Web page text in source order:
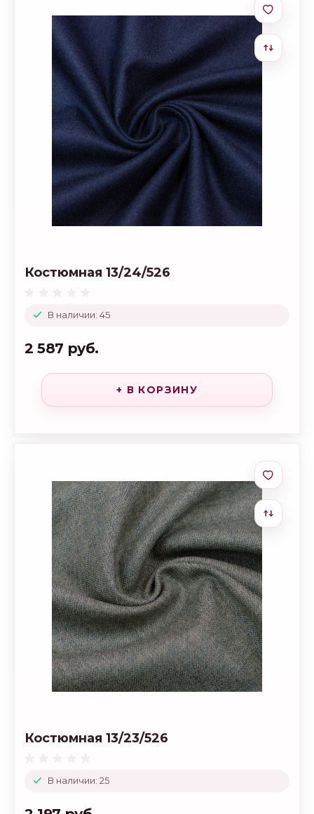
В наличии: 45
Костюмная 13/24/526
2 587 руб.
+ В КОРЗИНУ
В наличии: 25
Костюмная 13/23/526